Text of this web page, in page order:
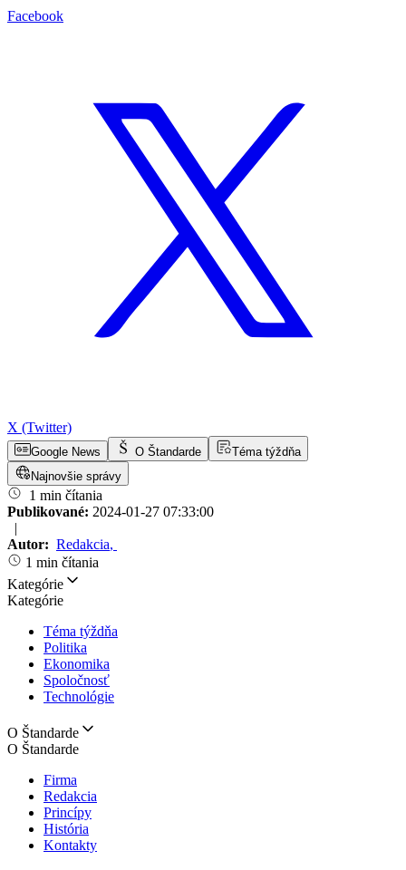
Facebook
X (Twitter)
Google News O Štandarde
Téma týždňa
Najnovšie správy
1 min čítania
Publikované: 2024-01-27 07:33:00
|
Autor: Redakcia,
1 min čítania
Kategórie
Kategórie
Téma týždňa
Politika
Ekonomika
Spoločnosť
Technológie
O Štandarde
O Štandarde
Firma
Redakcia
Princípy
História
Kontakty